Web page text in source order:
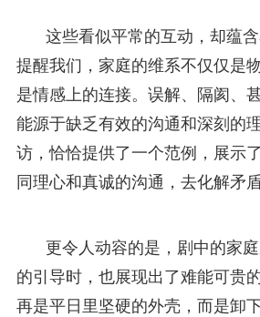
这些看似平常的互动，却蕴
提醒我们，家庭的维系不仅仅是
是情感上的连接。误解、隔阂、
能源于缺乏有效的沟通和深刻的
访，恰恰提供了一个范例，展示
同理心和真诚的沟通，去化解矛
更令人动容的是，剧中的家
的引导时，也展现出了难能可贵
再是平日里坚硬的外壳，而是卸